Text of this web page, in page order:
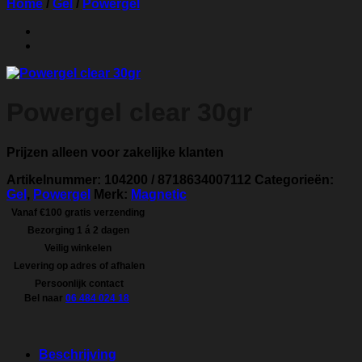
Home / Gel / Powergel
Prijzen alleen voor zakelijke klanten
Artikelnummer: 104200 / 8718634007112 Categorieën:
Gel , Powergel Merk: Magnetic
Vanaf €100 gratis verzending
Bezorging 1 á 2 dagen
Veilig winkelen
Levering op adres of afhalen
Persoonlijk contact
Bel naar 06 484 024 18
Beschrijving